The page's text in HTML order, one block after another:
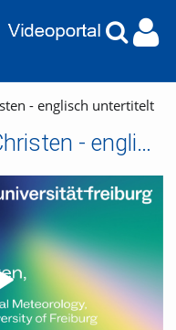
- englisch untertitelt
ZEIT für X - Andreas Christen - englisch untertitelt